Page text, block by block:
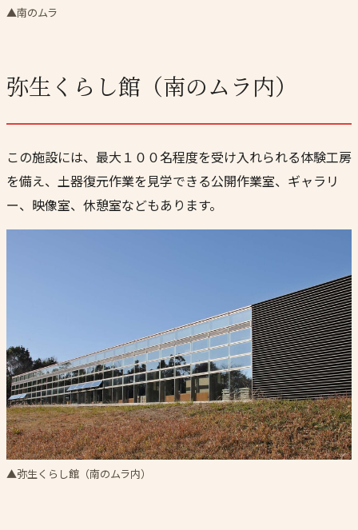
▲南のムラ
弥生くらし館（南のムラ内）
この施設には、最大１００名程度を受け入れられる体験工房
を備え、土器復元作業を見学できる公開作業室、ギャラリ
ー、映像室、休憩室などもあります。
▲弥生くらし館（南のムラ内）